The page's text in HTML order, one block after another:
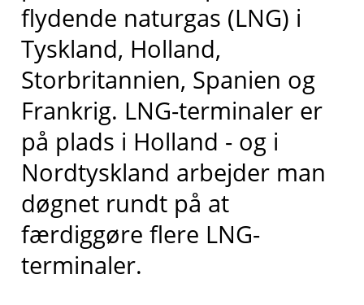
flydende naturgas (LNG) i
Tyskland, Holland,
Storbritannien, Spanien og
Frankrig. LNG-terminaler er
på plads i Holland - og i
Nordtyskland arbejder man
døgnet rundt på at
færdiggøre flere LNG-
terminaler.